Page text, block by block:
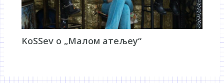
KoSSev о „Малом атељеу“